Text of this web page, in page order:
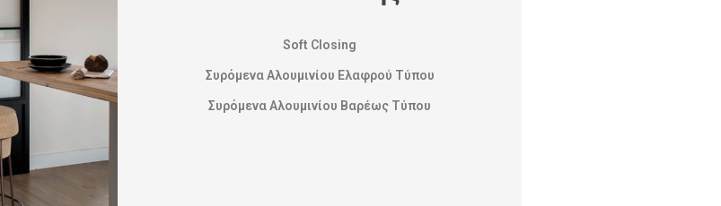
Soft Closing
Συρόμενα Αλουμινίου Ελαφρού Τύπου
Συρόμενα Αλουμινίου Βαρέως Τύπου